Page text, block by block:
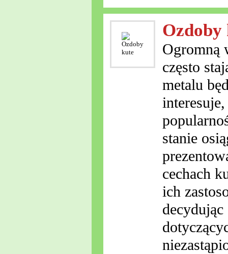
Ozdoby
Ogromną
często
metalu
stanie
cechach
ich